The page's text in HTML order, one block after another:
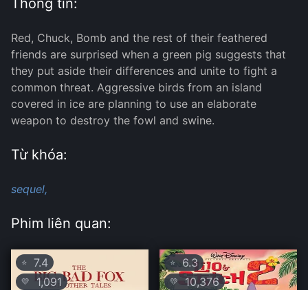
Thông tin:
Red, Chuck, Bomb and the rest of their feathered
friends are surprised when a green pig suggests that
they put aside their differences and unite to fight a
common threat. Aggressive birds from an island
covered in ice are planning to use an elaborate
weapon to destroy the fowl and swine.
Từ khóa:
sequel,
Phim liên quan:
⭐ 7.4
💛 1,091
⭐6.3
💛 10,376